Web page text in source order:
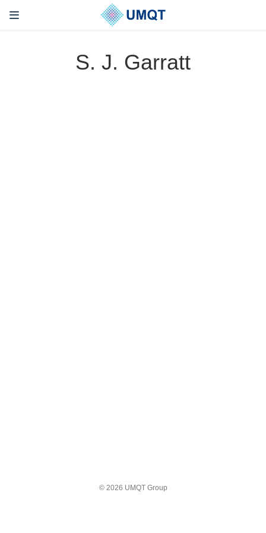
S. J. Garratt
© 2026 UMQT Group